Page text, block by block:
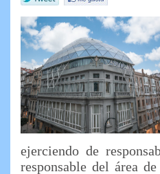
ejerciendo de
responsable del área